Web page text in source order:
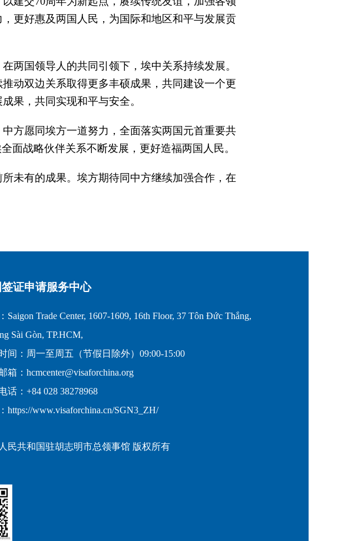
更好惠及两国人民，为国际和地区和平与发展贡
两国领导人的共同引领下，埃中关系持续发展。
动双边关系取得更多丰硕成果，共同建设一个更
果，共同实现和平与安全。
方愿同埃方一道努力，全面落实两国元首重要共
面战略伙伴关系不断发展，更好造福两国人民。
未有的成果。埃方期待同中方继续加强合作，在
证申请服务中心
Saigon Trade Center, 1607-1609, 16th Floor, 37 Tôn Đức Thắng,
Sài Gòn, TP.HCM,
间：周一至周五（节假日除外）09:00-15:00
箱：hcmcenter@visaforchina.org
话：+84 028 38278968
https://www.visaforchina.cn/SGN3_ZH/
民共和国驻胡志明市总领事馆 版权所有